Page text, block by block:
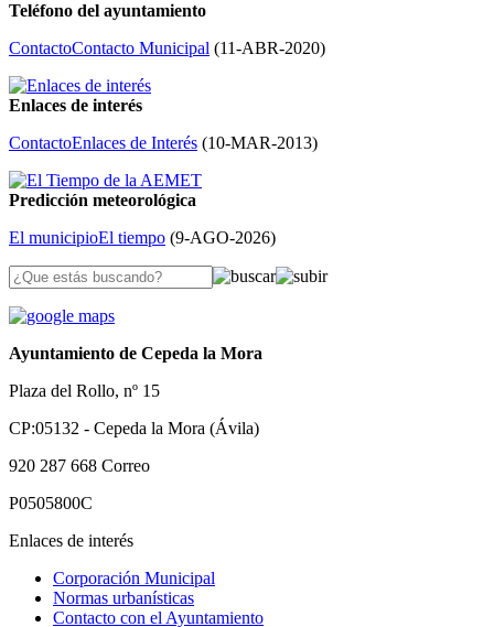
Teléfono del ayuntamiento
ContactoContacto Municipal (11-ABR-2020)
Enlaces de interés
ContactoEnlaces de Interés (10-MAR-2013)
Predicción meteorológica
El municipioEl tiempo (9-AGO-2026)
Ayuntamiento de Cepeda la Mora
Plaza del Rollo, nº 15
CP:05132 - Cepeda la Mora (Ávila)
920 287 668 Correo
P0505800C
Enlaces de interés
Corporación Municipal
Normas urbanísticas
Contacto con el Ayuntamiento